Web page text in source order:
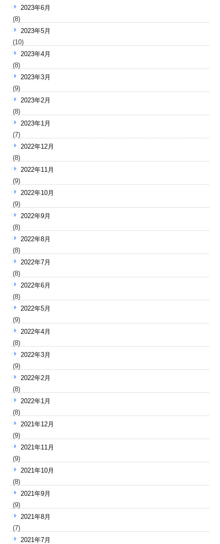
2023年6月
(8)
2023年5月
(10)
2023年4月
(8)
2023年3月
(9)
2023年2月
(8)
2023年1月
(7)
2022年12月
(8)
2022年11月
(9)
2022年10月
(9)
2022年9月
(8)
2022年8月
(8)
2022年7月
(8)
2022年6月
(8)
2022年5月
(9)
2022年4月
(8)
2022年3月
(9)
2022年2月
(8)
2022年1月
(8)
2021年12月
(9)
2021年11月
(9)
2021年10月
(8)
2021年9月
(9)
2021年8月
(7)
2021年7月